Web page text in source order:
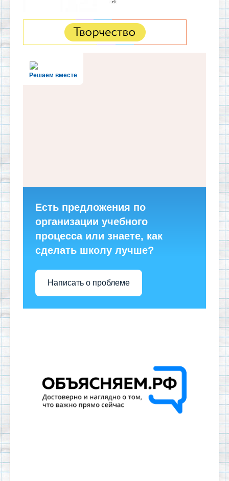
Решаем вместе
Есть предложения по
организации учебного
процесса или знаете, как
сделать школу лучше?
Написать о проблеме